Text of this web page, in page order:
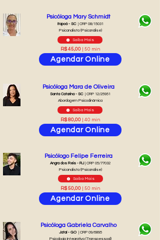
Saiba Mais
Psicóloga Mary Schmidt
Agendar Online
R$ 45,00 | 50 min
Itapoá - SC| CRP 08/15031
Psicanalista (Psicanálise)
Saiba Mais
Psicóloga Mara de Oliveira
Agendar Online
R$ 80,00 | 40 min
Santa Catarina - SC| CRP 12/25951
Abordagem Psicodinâmica
Saiba Mais
Psicólogo Felipe Ferreira
Agendar Online
R$ 50,00 | 50 min
Angra dos Reis - RJ| CRP 05/77032
Psicanalista (Psicanálise)
Psicóloga Gabriela Carvalho
Jataí - GO| CRP 09/6895
Psicologia Integrativa (Transpessoal)